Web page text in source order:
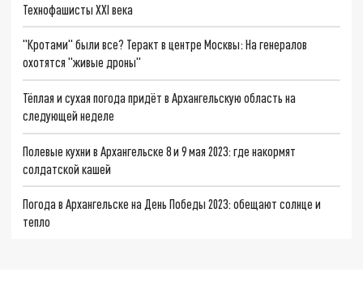
Технофашисты XXI века
"Кротами" были все? Теракт в центре Москвы: На генералов
охотятся "живые дроны"
Тёплая и сухая погода придёт в Архангельскую область на
следующей неделе
Полевые кухни в Архангельске 8 и 9 мая 2023: где накормят
солдатской кашей
Погода в Архангельске на День Победы 2023: обещают солнце и
тепло